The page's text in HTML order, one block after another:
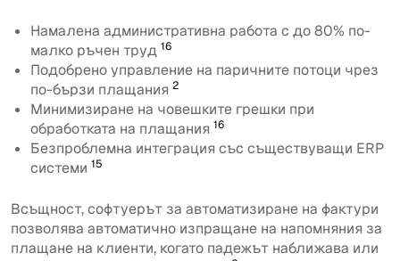
Намалена административна работа с до 80% по-
малко ръчен труд16
Подобрено управление на паричните потоци чрез
по-бързи плащания2
Минимизиране на човешките грешки при
обработката на плащания16
Безпроблемна интеграция със съществуващи ERP
системи15
Всъщност, софтуерът за автоматизиране на фактури
позволява автоматично изпращане на напомняния за
плащане на клиенти, когато падежът наближава или